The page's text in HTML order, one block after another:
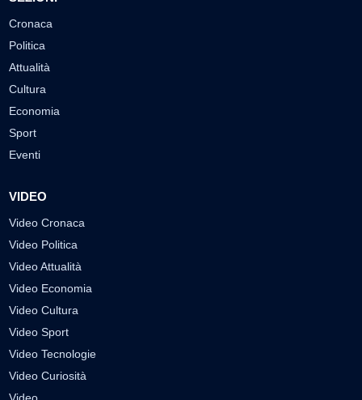
Cronaca
Politica
Attualità
Cultura
Economia
Sport
Eventi
VIDEO
Video Cronaca
Video Politica
Video Attualità
Video Economia
Video Cultura
Video Sport
Video Tecnologie
Video Curiosità